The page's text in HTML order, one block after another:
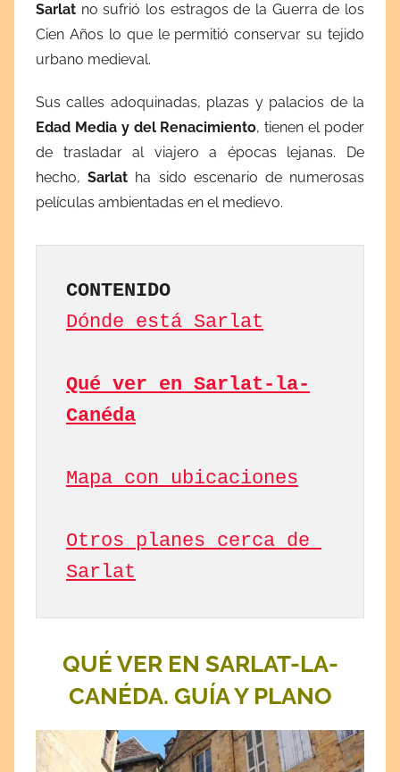
1
7
,
0
2
5
Sarlat no sufrió los estragos de la Guerra de los
Cien Años lo que le permitió conservar su tejido
urbano medieval.
Sus calles adoquinadas, plazas y palacios de la
Edad Media y del Renacimiento, tienen el poder
de trasladar al viajero a épocas lejanas. De
hecho,Sarlat ha sido escenario de numerosas
películas ambientadas en el medievo.
CONTENIDO
Dónde está Sarlat
Qué ver en Sarlat-la-
Canéda
Mapa con ubicaciones
Otros planes cerca de
Sarlat
QUÉ VER EN SARLAT-LA-
CANÉDA. GUÍA Y PLANO